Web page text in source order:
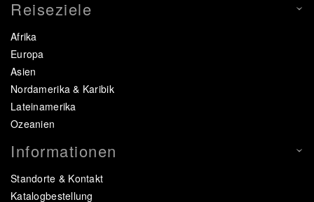
Reiseziele
Afrika
Europa
Asien
Nordamerika & Karibik
Lateinamerika
Ozeanien
Informationen
Standorte & Kontakt
Katalogbestellung